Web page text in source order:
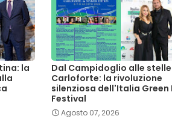
la
Dal Campidoglio alle
Carloforte: la rivoluzione
silenziosa dell'Italia Green
Festival
Agosto 07, 2026